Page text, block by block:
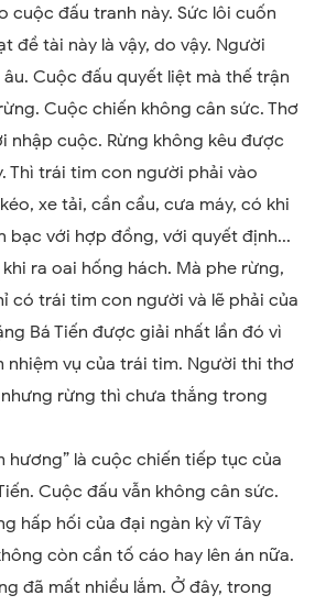
cuộc đấu tranh này. Sức lôi cuốn
đề tài này là vậy, do vậy. Người
Cuộc đấu quyết liệt mà thế trận
Cuộc chiến không cân sức. Thơ
nhập cuộc. Rừng không kêu được
Thì trái tim con người phải vào
xe tải, cần cẩu, cưa máy, có khi
bạc với hợp đồng, với quyết định...
ra oai hống hách. Mà phe rừng,
có trái tim con người và lẽ phải của
Bá Tiến được giải nhất lần đó vì
nhiệm vụ của trái tim. Người thi thơ
rừng thì chưa thắng trong
hương” là cuộc chiến tiếp tục của
Cuộc đấu vẫn không cân sức.
hấp hối của đại ngàn kỳ vĩ Tây
còn cần tố cáo hay lên án nữa.
đã mất nhiều lắm. Ở đây, trong